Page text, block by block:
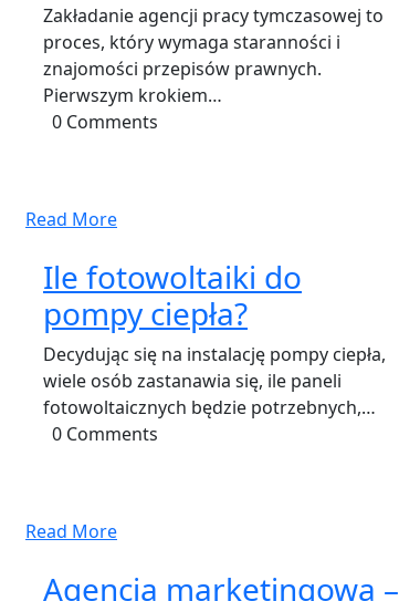
Zakładanie agencji pracy tymczasowej to
proces, który wymaga staranności i
znajomości przepisów prawnych.
Pierwszym krokiem…
0 Comments
Read More
Ile fotowoltaiki do
pompy ciepła?
Decydując się na instalację pompy ciepła,
wiele osób zastanawia się, ile paneli
fotowoltaicznych będzie potrzebnych,…
0 Comments
Read More
Agencja marketingowa –